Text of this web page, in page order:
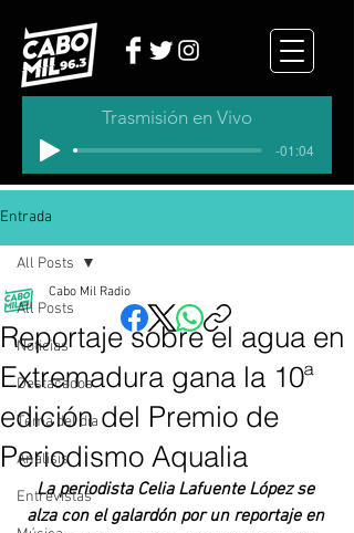
Trasmisión en Vivo
-01:04
Entrada
All Posts
Noticias
Destacados
Tema del dia
Analisis
Entrevistas
All Posts
Reportaje sobre el agua en
Extremadura gana la 10ª
edición del Premio de
Periodismo Aqualia
Cabo Mil Radio
La periodista Celia Lafuente López se
alza con el galardón por un reportaje en